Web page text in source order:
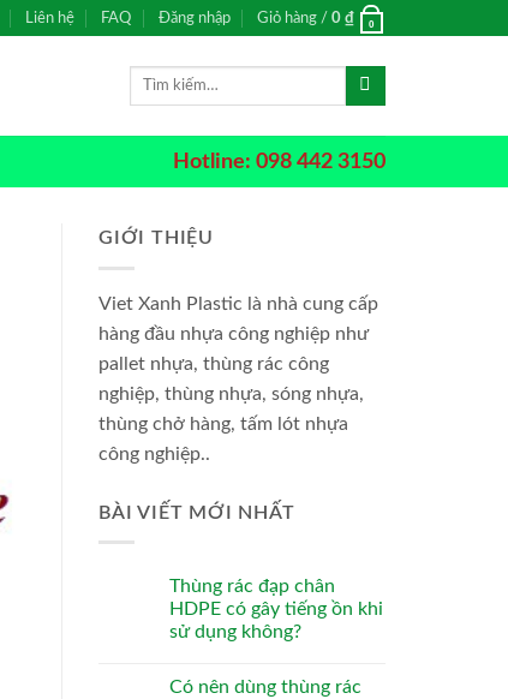
Liên hệ FAQ Đăng nhập Giỏ hàng / 0 ₫ 0
Tìm
Hotline: 098 442 3150
GIỚI THIỆU
Viet Xanh Plastic là nhà cung cấp
hàng đầu nhựa công nghiệp như
pallet nhựa, thùng rác công
nghiệp, thùng nhựa, sóng nhựa,
thùng chở hàng, tấm lót nhựa
công nghiệp..
BÀI VIẾT MỚI NHẤT
Thùng rác đạp chân
HDPE có gây tiếng ồn khi
sử dụng không?
Có nên dùng thùng rác